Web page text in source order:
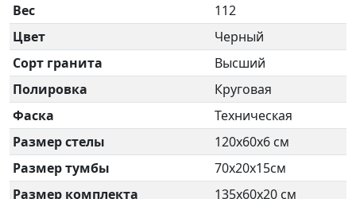
Вес
112
Цвет
Черный
Сорт гранита
Высший
Полировка
Круговая
Фаска
Техническая
Размер стелы
120х60х6 см
Размер тумбы
70х20х15см
Размер комплекта
135х60х20 см